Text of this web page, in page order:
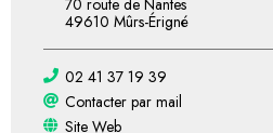
70 route de Nantes
49610 Mûrs-Érigné
02 41 37 19 39
Contacter par mail
Site Web